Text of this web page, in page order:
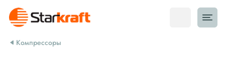
Компрессоры